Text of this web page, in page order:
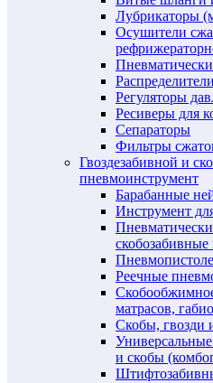
Лубрикаторы
Осушители
Распределители
Регуляторы
Ресиверы для
Сепараторы
Фильтры
Гвоздезабивной и
пневмоинструмент
Барабанные
Инструмент
Реечные
матрасов,
Скобы, гвозди
и скобы